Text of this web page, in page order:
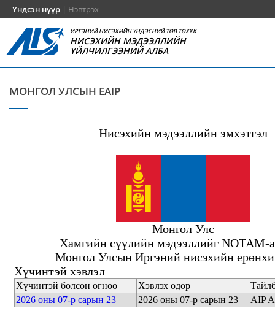
Үндсэн нүүр | Нэвтрэх
ИРГЭНИЙ НИСЭХИЙН ҮНДЭСНИЙ ТӨВ ТӨХХК
НИСЭХИЙН МЭДЭЭЛЛИЙН
ҮЙЛЧИЛГЭЭНИЙ АЛБА
МОНГОЛ УЛСЫН EAIP